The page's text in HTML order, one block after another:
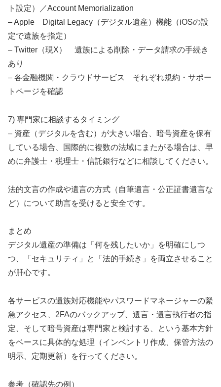
ト設定）／Account Memorialization
– Apple Digital Legacy（デジタル遺産）機能（iOSの設
定で遺族を指定）
– Twitter（現X） 遺族による削除・データ請求の手続き
あり
– 各金融機関・クラウドサービス それぞれ規約・サポー
トページを確認
7) 専門家に相談するタイミング
– 資産（デジタルを含む）が大きい場合、暗号資産を保有
している場合、国際的に複数の法域にまたがる場合は、早
めに弁護士・税理士・信託銀行などに相談してください。
法的文言の作成や遺言の方式（自筆遺言・公正証書遺言な
ど）について助言を受けると安全です。
まとめ
デジタル遺産の準備は「何を残したいか」を明確にしつ
つ、「セキュリティ」と「法的手続き」を両立させること
が肝心です。
各サービスの遺族対応機能やパスワードマネージャーの緊
急アクセス、2FAのバックアップ、遺言・遺言執行者の指
定、そして暗号資産は専門家と検討する、という基本方針
をベースに具体的な処理（インベントリ作成、保管方法の
明示、定期更新）を行ってください。
参考（確認先の例）